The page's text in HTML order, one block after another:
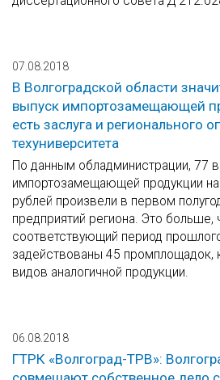
07.08.2018
В Волгоградской области
выпуск импортозамещающей
есть заслуга и регионального
техуниверситета
По данным обладминистрации, 77
импортозамещающей продукции
рублей произвели в первом
предприятий региона. Это больше,
соответствующий период
задействованы 45 промплощадок,
видов аналогичной продукции.
06.08.2018
ГТРК «Волгоград-ТРВ»: